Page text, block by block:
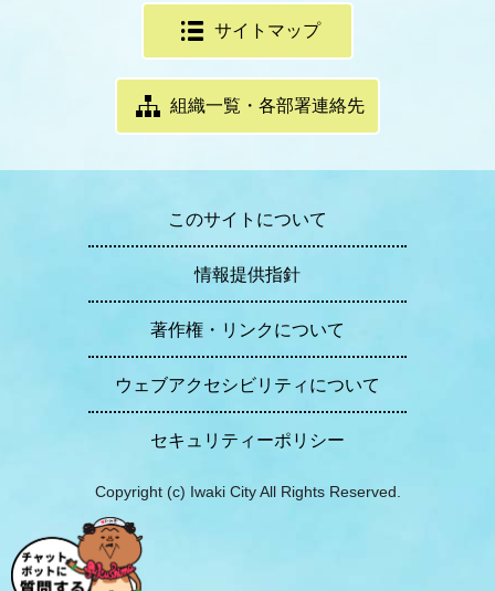
サイトマップ
組織一覧・各部署連絡先
このサイトについて
情報提供指針
著作権・リンクについて
ウェブアクセシビリティについて
セキュリティーポリシー
Copyright (c) Iwaki City All Rights Reserved.